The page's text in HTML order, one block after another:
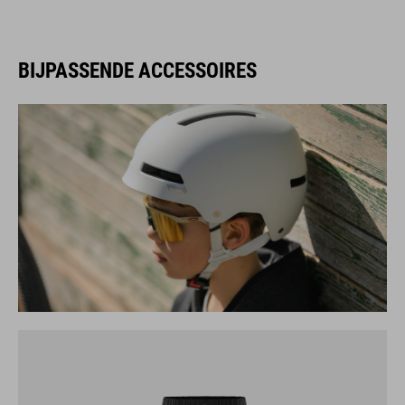
BIJPASSENDE ACCESSOIRES